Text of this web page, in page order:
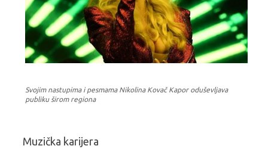
Svojim nastupima i pesmama Nikolina Kovač Kapor oduševljava
publiku širom regiona
Muzička karijera